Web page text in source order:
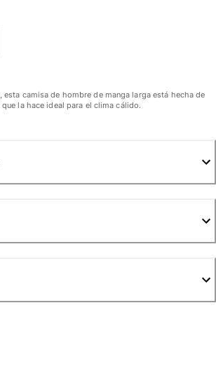
de baño
esta camisa de hombre de manga larga está hecha de
la hace ideal para el clima cálido.